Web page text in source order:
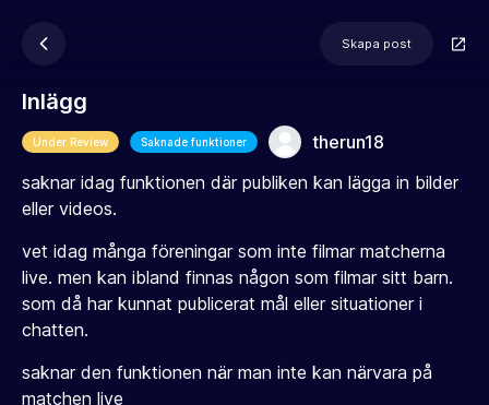
Skapa post
Inlägg
Under Review Saknade funktioner
therun18
saknar idag funktionen där publiken kan lägga in bilder
eller videos.
vet idag många föreningar som inte filmar matcherna
live. men kan ibland finnas någon som filmar sitt barn.
som då har kunnat publicerat mål eller situationer i
chatten.
saknar den funktionen när man inte kan närvara på
matchen live